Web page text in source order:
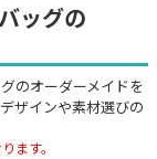
ッグの
のオーダーメイドを
ザインや素材選びの
ます。